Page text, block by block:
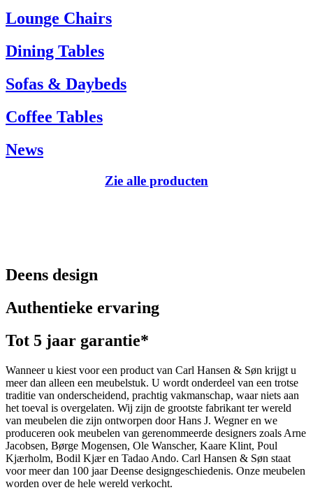
Tel.: +45 66 12 14 04
info@carlhansen.dk
Lounge Chairs
Dining Tables
Sofas & Daybeds
Coffee Tables
News
Zie alle producten
Deens design
Authentieke ervaring
Tot 5 jaar garantie*
Wanneer u kiest voor een product van Carl Hansen & Søn krijgt u
meer dan alleen een meubelstuk. U wordt onderdeel van een trotse
traditie van onderscheidend, prachtig vakmanschap, waar niets aan
het toeval is overgelaten. Wij zijn de grootste fabrikant ter wereld
van meubelen die zijn ontworpen door Hans J. Wegner en we
produceren ook meubelen van gerenommeerde designers zoals Arne
Jacobsen, Børge Mogensen, Ole Wanscher, Kaare Klint, Poul
Kjærholm, Bodil Kjær en Tadao Ando. Carl Hansen & Søn staat
voor meer dan 100 jaar Deense designgeschiedenis. Onze meubelen
worden over de hele wereld verkocht.